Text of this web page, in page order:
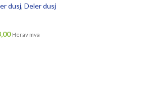
dusj, Deler dusj
Herav mva